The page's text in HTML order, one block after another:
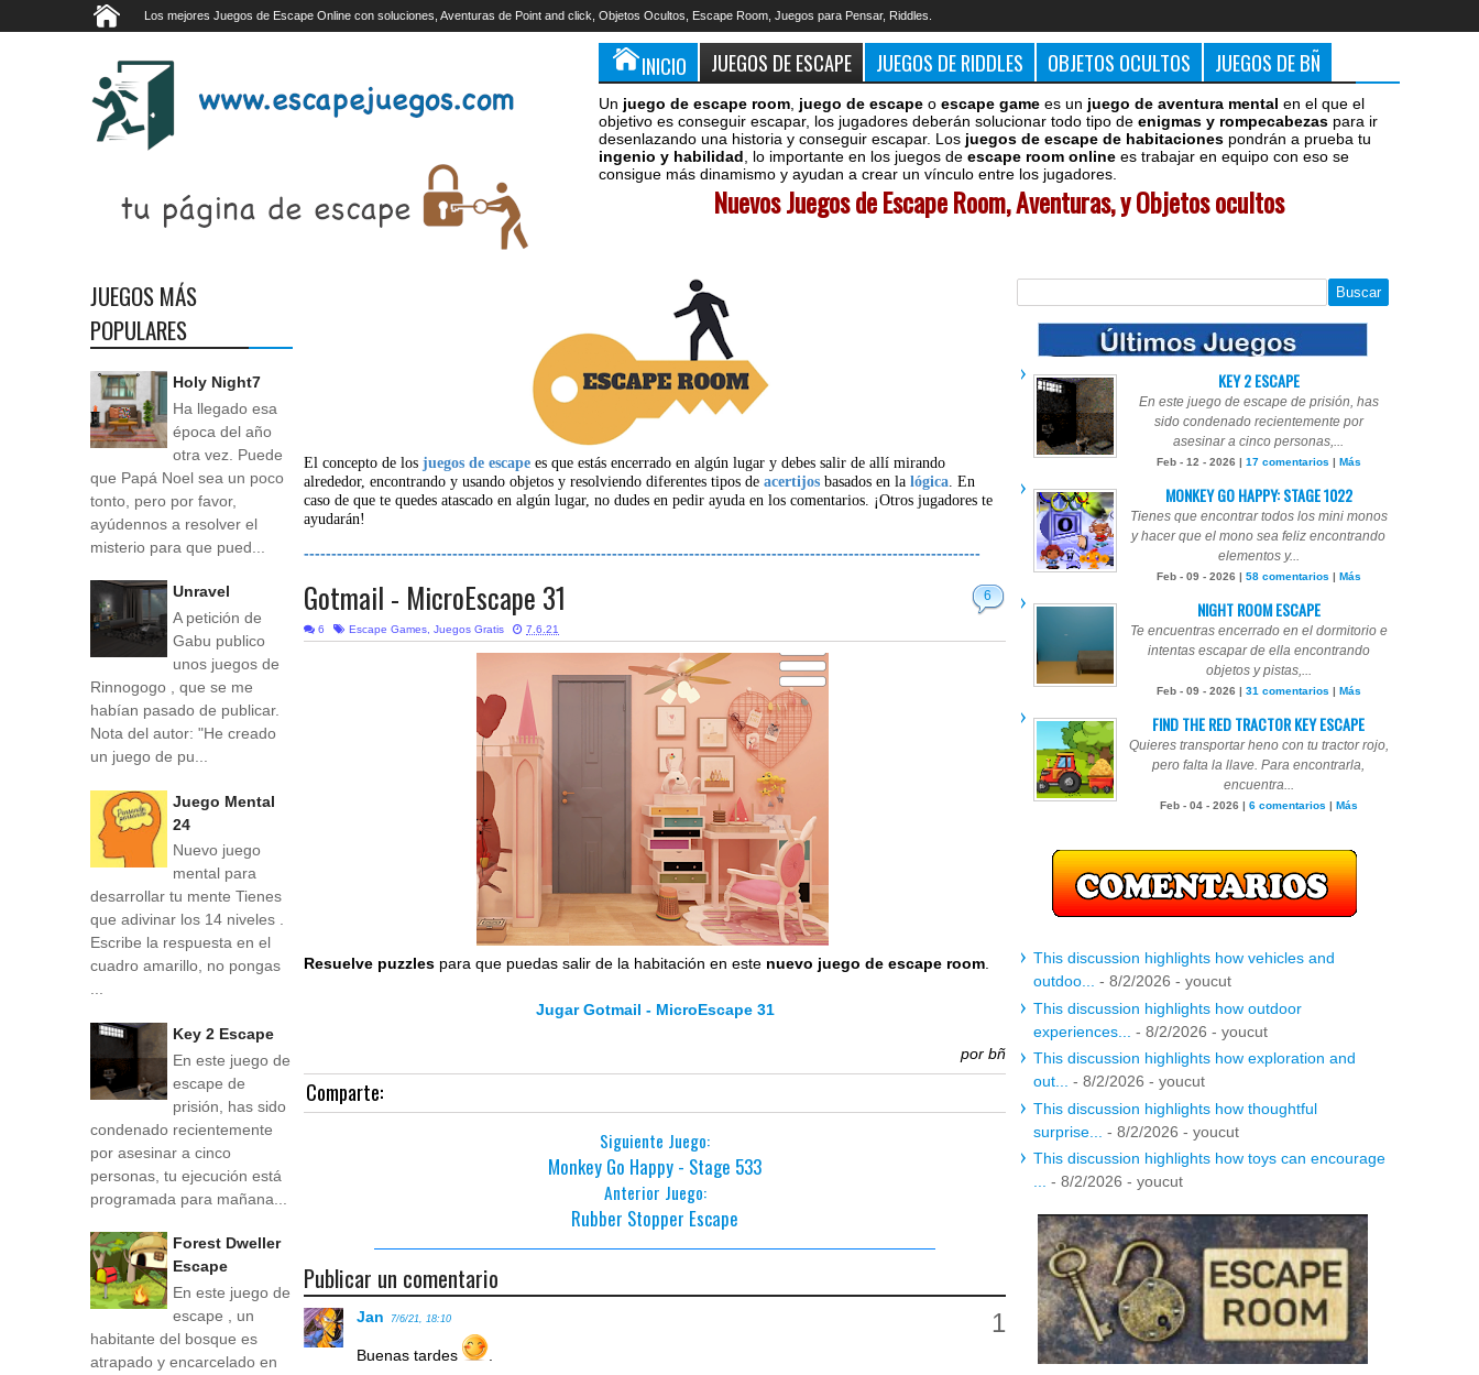
Los mejores Juegos de Escape Online con soluciones, Aventuras de Point and click, Objetos Ocultos, Escape Room, Juegos para Pensar, Riddles.
INICIO JUEGOS DE ESCAPE JUEGOS DE RIDDLES OBJETOS OCULTOS JUEGOS DE BÑ
Un juego de escape room juego de escape o escape game es un juego de aventura mental en el que el
objetivo es conseguir escapar, los jugadores deberán solucionar todo tipo de enigmas y rompecabezas para ir
desenlazando una historia y conseguir escapar. Los juegos de escape de habitaciones pondrán a prueba tu
ingenio y habilidad , lo importante en los juegos de escape room online es trabajar en equipo con eso se
consigue más dinamismo y ayudan a crear un vínculo entre los jugadores.
Nuevos Juegos de Escape Room, Aventuras, y Objetos ocultos
El concepto de losjuegos de escape es que estás encerrado en algún lugar y debes salir de allí mirando
alrededor, encontrando y usando objetos y resolviendo diferentes tipos deacertijos basados en lalógica. En
caso de que te quedes atascado en algún lugar, no dudes en pedir ayuda en los comentarios. ¡Otros jugadores te
ayudarán!
---------------------------------------------------------------------------------------------------------------------------
6
Gotmail - MicroEscape 31
6 Escape Games Juegos Gratis 7.6.21
Resuelve puzzles para que puedas salir de la habitación en este nuevo juego de escape room
Jugar Gotmail - MicroEscape 31
por bñ
Comparte:
Siguiente Juego:
Monkey Go Happy - Stage 533
Anterior Juego:
Rubber Stopper Escape
Publicar un comentario
Jan 7/6/21, 18:10
Buenas tardes
JUEGOS MÁS
POPULARES
Holy Night7
Ha llegado esa
época del año
otra vez. Puede
que Papá Noel sea un poco
tonto, pero por favor,
ayúdennos a resolver el
misterio para que pued...
Unravel
A petición de
Gabu publico
unos juegos de
Rinnogogo , que se me
habían pasado de publicar.
Nota del autor: "He creado
un juego de pu...
Juego Mental
24
Nuevo juego
mental para
desarrollar tu mente Tienes
que adivinar los 14 niveles .
Escribe la respuesta en el
cuadro amarillo, no pongas
...
Key 2 Escape
En este juego de
escape de
prisión, has sido
condenado recientemente
por asesinar a cinco
personas, tu ejecución está
programada para mañana...
Forest Dweller
Escape
En este juego de
escape , un
habitante del bosque es
atrapado y encarcelado en
KEY 2 ESCAPE
En este juego de escape de prisión, has
sido condenado recientemente por
asesinar a cinco personas,...
Feb - 12 - 2026 | 17 comentarios | Más
MONKEY GO HAPPY: STAGE 1022
Tienes que encontrar todos los mini monos
y hacer que el mono sea feliz encontrando
elementos y...
Feb - 09 - 2026 | 58 comentarios | Más
NIGHT ROOM ESCAPE
Te encuentras encerrado en el dormitorio e
intentas escapar de ella encontrando
objetos y pistas,...
Feb - 09 - 2026 | 31 comentarios | Más
FIND THE RED TRACTOR KEY ESCAPE
Quieres transportar heno con tu tractor rojo,
pero falta la llave. Para encontrarla,
encuentra...
Feb - 04 - 2026 | 6 comentarios | Más
This discussion highlights how vehicles and
outdoo...
- 8/2/2026 - youcut
This discussion highlights how outdoor
experiences...
- 8/2/2026 - youcut
This discussion highlights how exploration and
out...
- 8/2/2026 - youcut
This discussion highlights how thoughtful
surprise...
- 8/2/2026 - youcut
This discussion highlights how toys can encourage
- 8/2/2026 - youcut